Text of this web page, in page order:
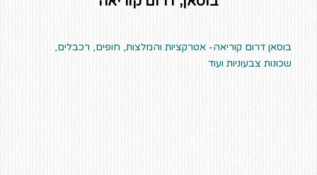
בוסאן דרום קוריאה- אטרקציות והמלצות, חופים, רכבלים,
שכונות צבעוניות ועוד